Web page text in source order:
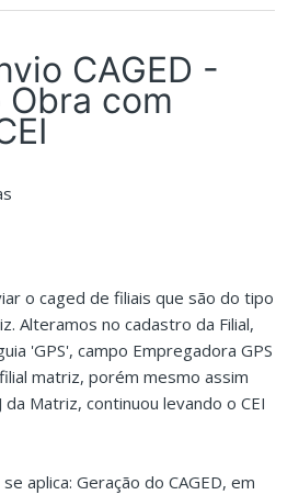
CAGED -
com
o caged de filiais que são do tipo
Alteramos no cadastro da Filial,
'GPS', campo Empregadora GPS
matriz, porém mesmo assim
da Matriz, continuou levando o CEI
aplica: Geração do CAGED, em